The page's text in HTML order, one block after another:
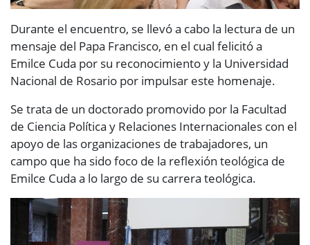
Durante el encuentro, se llevó a cabo la lectura de un
mensaje del Papa Francisco, en el cual felicitó a
Emilce Cuda por su reconocimiento y la Universidad
Nacional de Rosario por impulsar este homenaje.
Se trata de un doctorado promovido por la Facultad
de Ciencia Política y Relaciones Internacionales con el
apoyo de las organizaciones de trabajadores, un
campo que ha sido foco de la reflexión teológica de
Emilce Cuda a lo largo de su carrera teológica.